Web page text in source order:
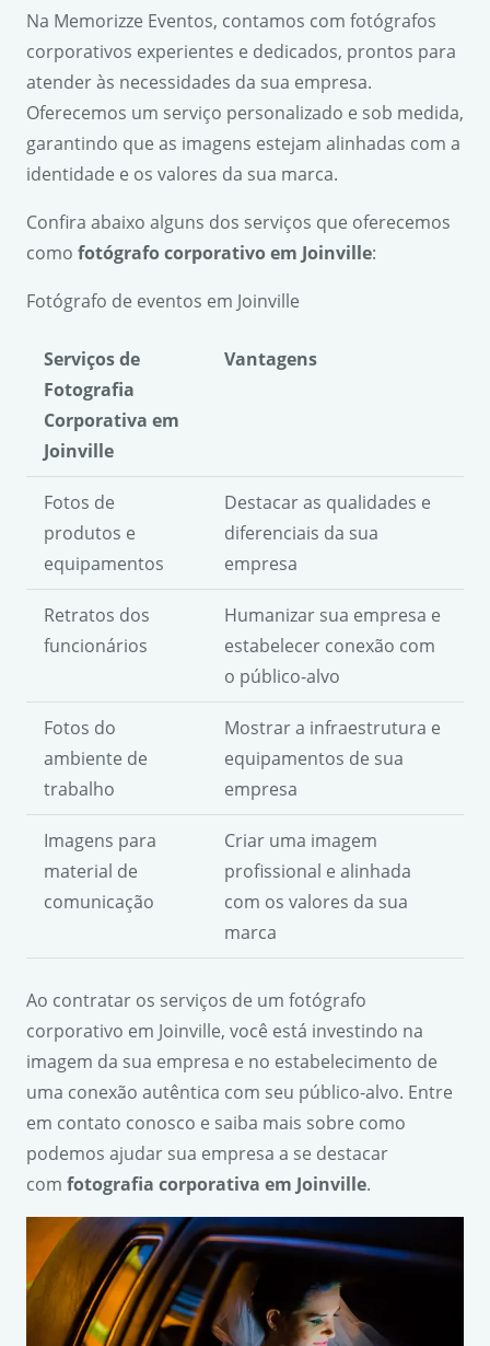
Na Memorizze Eventos, contamos com fotógrafos
corporativos experientes e dedicados, prontos para
atender às necessidades da sua empresa.
Oferecemos um serviço personalizado e sob medida,
garantindo que as imagens estejam alinhadas com a
identidade e os valores da sua marca.
Confira abaixo alguns dos serviços que oferecemos
como fotógrafo corporativo em Joinville:
Fotógrafo de eventos em Joinville
Serviços de
Fotografia
Corporativa em
Joinville
Vantagens
Fotos de
produtos e
equipamentos
Destacar as qualidades e
diferenciais da sua
empresa
Retratos dos
funcionários
Humanizar sua empresa e
estabelecer conexão com
o público-alvo
Fotos do
ambiente de
trabalho
Mostrar a infraestrutura e
equipamentos de sua
empresa
Imagens para
material de
comunicação
Criar uma imagem
profissional e alinhada
com os valores da sua
marca
Ao contratar os serviços de um fotógrafo
corporativo em Joinville, você está investindo na
imagem da sua empresa e no estabelecimento de
uma conexão autêntica com seu público-alvo. Entre
em contato conosco e saiba mais sobre como
podemos ajudar sua empresa a se destacar
com fotografia corporativa em Joinville.